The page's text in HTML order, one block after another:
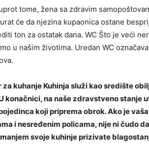
tome, žena sa zdravim
će da njezina kupaonica ostane
ton za ostatak dana. WC Što je veći
u našim životima. Uredan WC
za kuhanje Kuhinja služi kao središte
konačnici, na naše zdravstveno stanje
koji priprema obrok. Ako je
i nesređenim policama, nije ni čudo
svoje kuhinjeprizivate